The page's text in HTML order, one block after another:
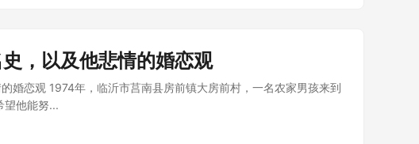
，以及他悲情的婚恋观
婚恋观 1974年，临沂市莒南县房前镇大房前村，一名农家男孩来到
望他能努...